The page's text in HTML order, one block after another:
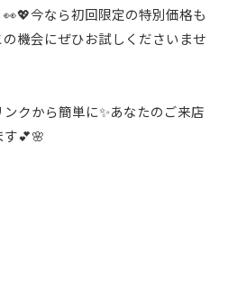
今なら初回限定の特別価格も
機会にぜひお試しくださいませ
クから簡単に✨あなたのご来店
す💕🌸